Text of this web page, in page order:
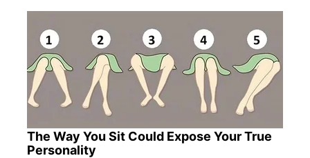
The Way You Sit Could Expose Your True
Personality